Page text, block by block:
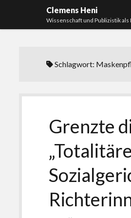
Clemens Heni
Wissenschaft und Publizistik als
Schlagwort:
Grenzte